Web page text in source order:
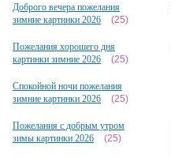
Доброго вечера пожелания
зимние картинки 2026
(25)
Пожелания хорошего дня
картинки зимние 2026
(25)
Спокойной ночи пожелания
зимние картинки 2026
(25)
Пожелания с добрым утром
зимы картинки 2026
(25)